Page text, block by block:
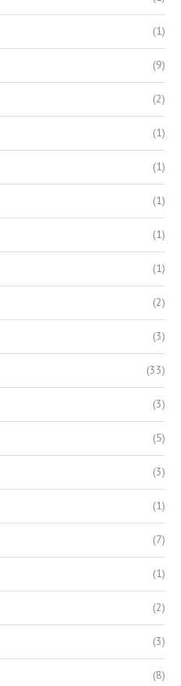
(1)
(9)
(2)
(1)
(1)
(1)
(1)
(1)
(2)
(3)
(33)
(3)
(5)
(3)
(1)
(7)
(1)
(2)
(3)
(8)